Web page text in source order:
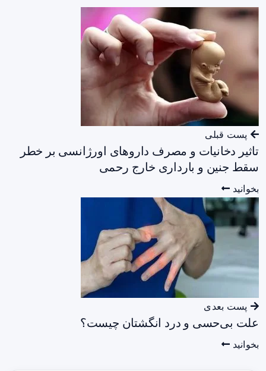
پست قبلی
تاثیر دخانیات و مصرف داروهای اورژانسی بر خطر
سقط جنین و بارداری خارج رحمی
بخوانید
پست بعدی
علت بی‌حسی و درد انگشتان چیست؟
بخوانید